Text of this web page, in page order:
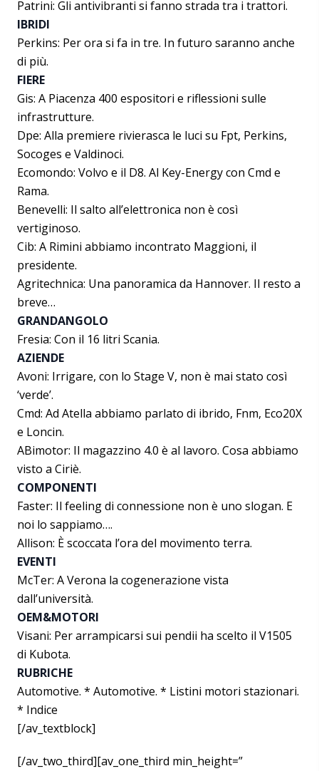
Patrini: Gli antivibranti si fanno strada tra i trattori.
IBRIDI
Perkins: Per ora si fa in tre. In futuro saranno anche
di più.
FIERE
Gis: A Piacenza 400 espositori e riflessioni sulle
infrastrutture.
Dpe: Alla premiere rivierasca le luci su Fpt, Perkins,
Socoges e Valdinoci.
Ecomondo: Volvo e il D8. Al Key-Energy con Cmd e
Rama.
Benevelli: Il salto all’elettronica non è così
vertiginoso.
Cib: A Rimini abbiamo incontrato Maggioni, il
presidente.
Agritechnica: Una panoramica da Hannover. Il resto a
breve…
GRANDANGOLO
Fresia: Con il 16 litri Scania.
AZIENDE
Avoni: Irrigare, con lo Stage V, non è mai stato così
‘verde’.
Cmd: Ad Atella abbiamo parlato di ibrido, Fnm, Eco20X
e Loncin.
ABimotor: Il magazzino 4.0 è al lavoro. Cosa abbiamo
visto a Ciriè.
COMPONENTI
Faster: Il feeling di connessione non è uno slogan. E
noi lo sappiamo….
Allison: È scoccata l’ora del movimento terra.
EVENTI
McTer: A Verona la cogenerazione vista
dall’università.
OEM&MOTORI
Visani: Per arrampicarsi sui pendii ha scelto il V1505
di Kubota.
RUBRICHE
Automotive. * Automotive. * Listini motori stazionari.
* Indice
[/av_textblock]
[/av_two_third][av_one_third min_height=”